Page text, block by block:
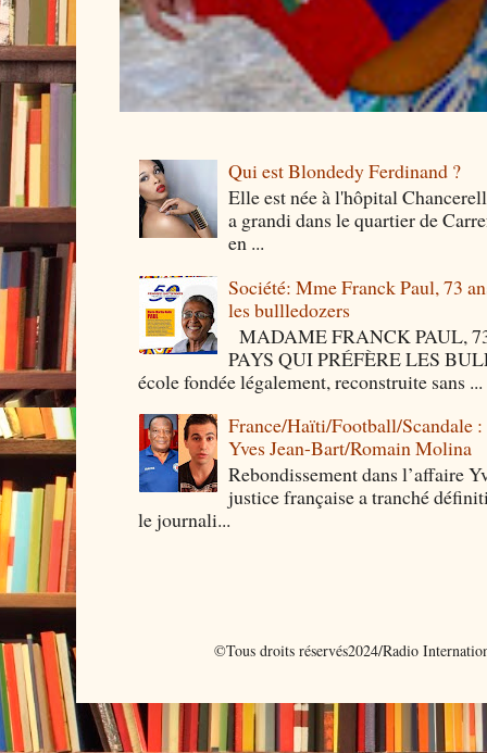
Qui est Blondedy Ferdinand ?
Elle est née à l'hôpital
a grandi dans le quartier de
en ...
Société: Mme Franck Paul, 73
les bullledozers
MADAME FRANCK PAUL,
PAYS QUI PRÉFÈRE LES
école fondée légalement, reconstruite sans ...
France/Haïti/Football/Scandale
Yves Jean-Bart/Romain Molina
Rebondissement dans l’affaire
justice française a tranché
le journali...
©Tous droits réservés2024/Radio